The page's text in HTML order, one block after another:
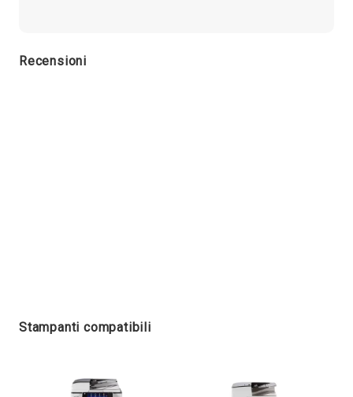
Recensioni
Stampanti compatibili